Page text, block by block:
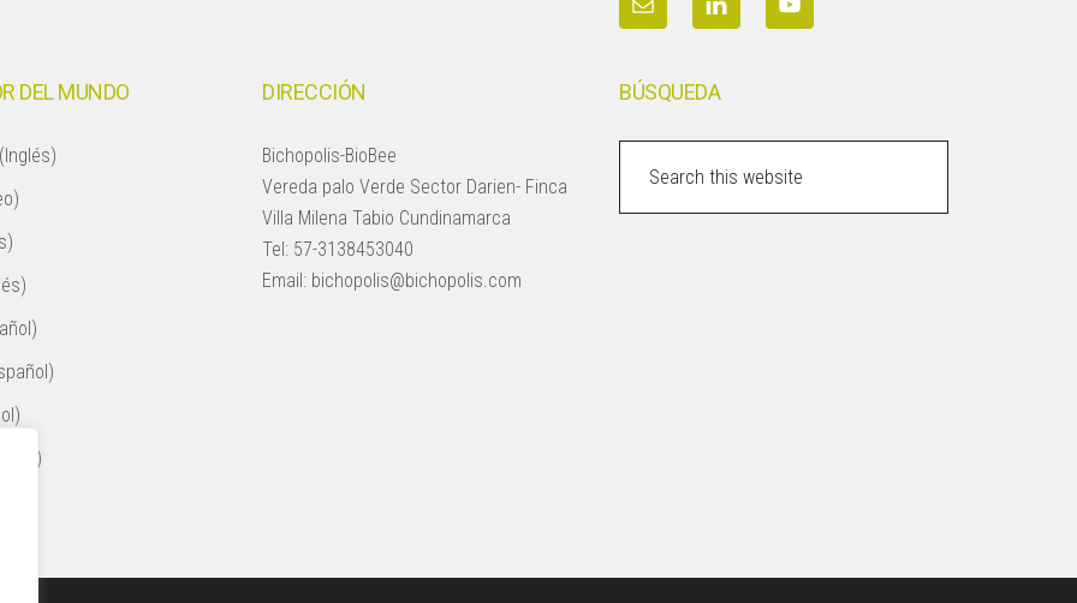
DEL MUNDO DIRECCIÓN
Bichopolis-BioBee
Vereda palo Verde Sector Darien- Finca
Villa Milena Tabio Cundinamarca
Tel: 57-3138453040
Email: bichopolis@bichopolis.com
BÚSQUEDA
website